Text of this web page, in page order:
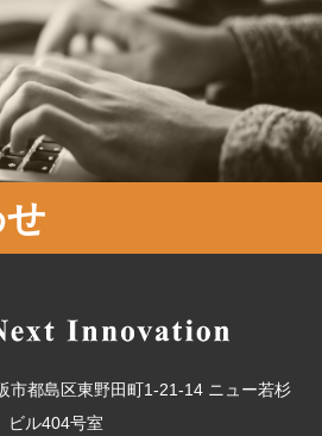
都島区東野田町1-21-14 ニュー若杉
ビル404号室